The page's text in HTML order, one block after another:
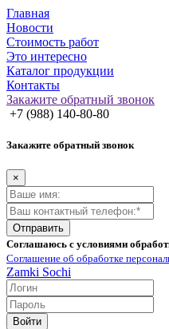
Главная
Новости
Стоимость работ
Это интересно
Каталог продукции
Контакты
Закажите обратный звонок
+7 (988) 140-80-80
Закажите обратный звонок
×
Отправить
Соглашаюсь с условиями
Соглашение об обработке
Zamki Sochi
Войти